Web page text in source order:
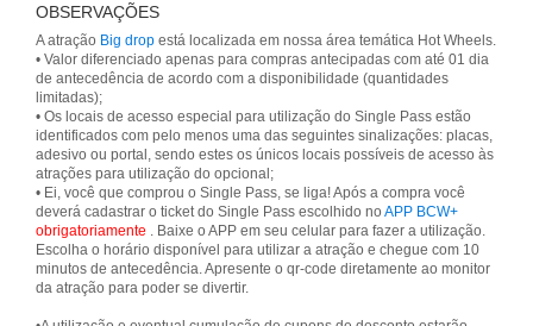
OBSERVAÇÕES
A atração Big drop está localizada em nossa área temática Hot Wheels.
• Valor diferenciado apenas para compras antecipadas com até 01 dia
de antecedência de acordo com a disponibilidade (quantidades
limitadas);
• Os locais de acesso especial para utilização do Single Pass estão
identificados com pelo menos uma das seguintes sinalizações: placas,
adesivo ou portal, sendo estes os únicos locais possíveis de acesso às
atrações para utilização do opcional;
• Ei, você que comprou o Single Pass, se liga! Após a compra você
deverá cadastrar o ticket do Single Pass escolhido no APP BCW+
obrigatoriamente . Baixe o APP em seu celular para fazer a utilização.
Escolha o horário disponível para utilizar a atração e chegue com 10
minutos de antecedência. Apresente o qr-code diretamente ao monitor
da atração para poder se divertir.